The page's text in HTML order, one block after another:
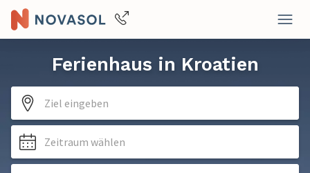
Ferienhaus in Kroatien
Ziel eingeben
Zeitraum wählen